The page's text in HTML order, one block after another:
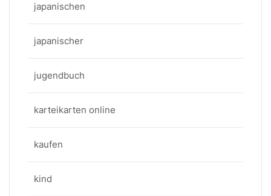
japanischen
japanischer
jugendbuch
karteikarten online
kaufen
kind